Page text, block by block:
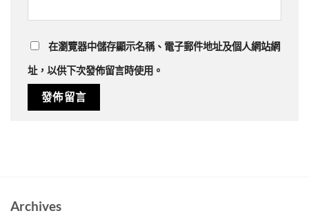
在瀏覽器中儲存顯示名稱、電子郵件地址及個人網站網
址，以供下次發佈留言時使用。
Archives